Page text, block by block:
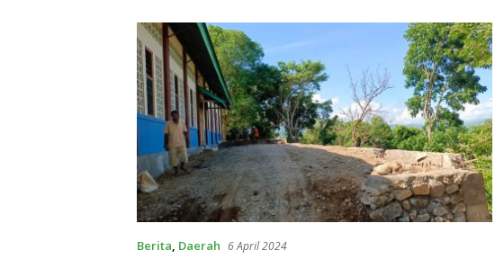
Berita, Daerah 6 April 2024